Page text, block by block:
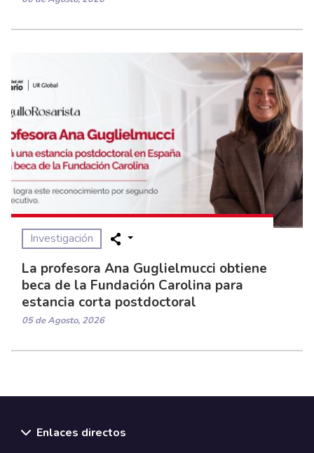
Investigación
La profesora Ana Guglielmucci obtiene
beca de la Fundación Carolina para
estancia corta postdoctoral
05 de Agosto, 2026
Enlaces directos